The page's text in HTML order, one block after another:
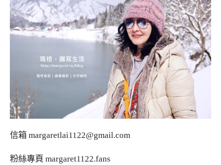
信箱 margaretlai1122@gmail.com
粉絲專頁 margaret1122.fans